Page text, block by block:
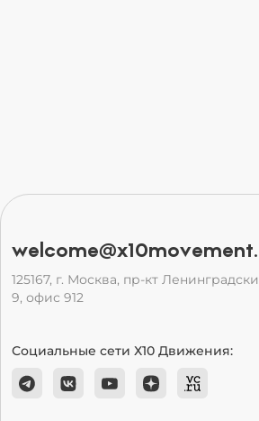
125167, г. Москва, пр-кт
9, офис 912
Социальные сети Х10 Движения: